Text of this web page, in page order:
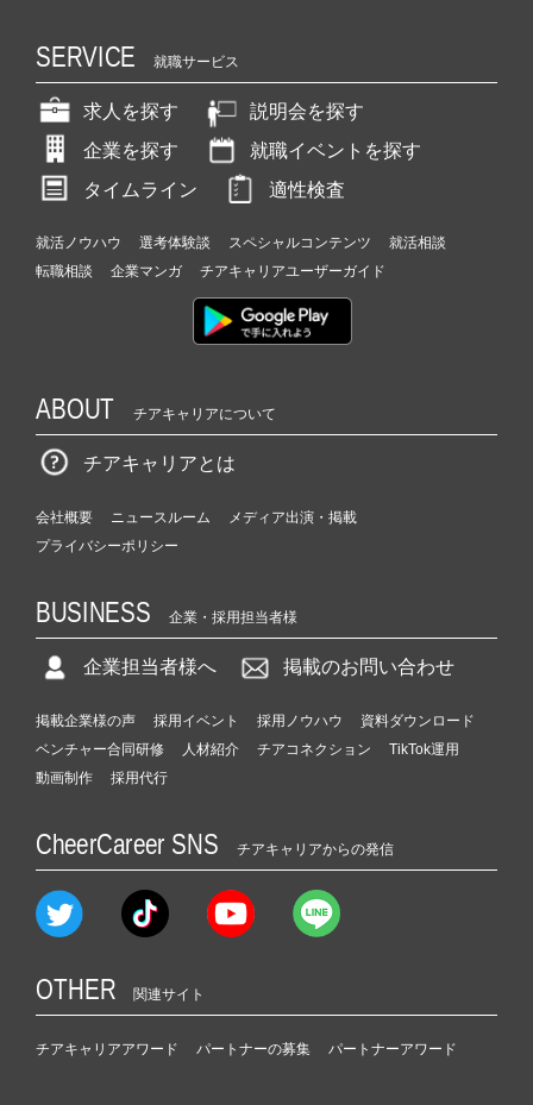
SERVICE 就職サービス
求人を探す
説明会を探す
企業を探す
就職イベントを探す
タイムライン
適性検査
就活ノウハウ 選考体験談 スペシャルコンテンツ
就活相談
転職相談
企業マンガ チアキャリアユーザーガイド
ABOUT チアキャリアについて
チアキャリアとは
会社概要 ニュースルーム
メディア出演・掲載
プライバシーポリシー
BUSINESS 企業・採用担当者様
企業担当者様へ 掲載のお問い合わせ
掲載企業様の声 採用イベント 採用ノウハウ
資料ダウンロード
ベンチャー合同研修
人材紹介 チアコネクション
TikTok運用
動画制作
採用代行
CheerCareer SNS チアキャリアからの発信
OTHER 関連サイト
チアキャリアアワード パートナーの募集 パートナーアワード